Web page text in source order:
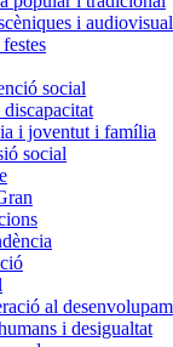
i
social
discapacitat
i joventut i família
social
al
i desigualtat